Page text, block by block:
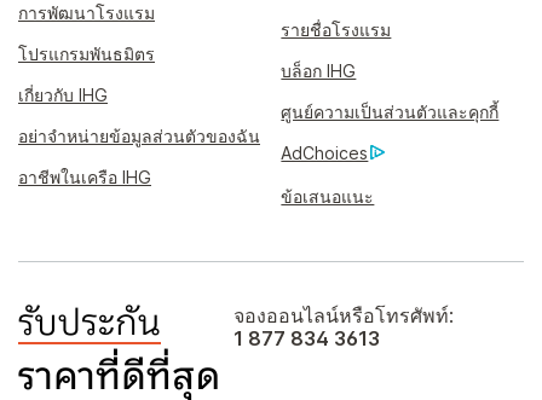
การพัฒนาโรงแรม
รายชื่อโรงแรม
โปรแกรมพันธมิตร
บล็อก IHG
เกี่ยวกับ IHG
ศูนย์ความเป็นส่วนตัวและคุกกี้
อย่าจำหน่ายข้อมูลส่วนตัวของฉัน
AdChoices
อาชีพในเครือ IHG
ข้อเสนอแนะ
จองออนไลน์หรือโทรศัพท์:
1 877 834 3613